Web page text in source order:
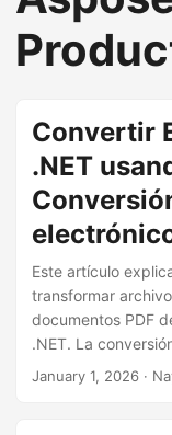
a
v
Convertir
.NET
Este artículo
transformar
documentos PDF
.NET. La
renderización
January 1, 2026 ·